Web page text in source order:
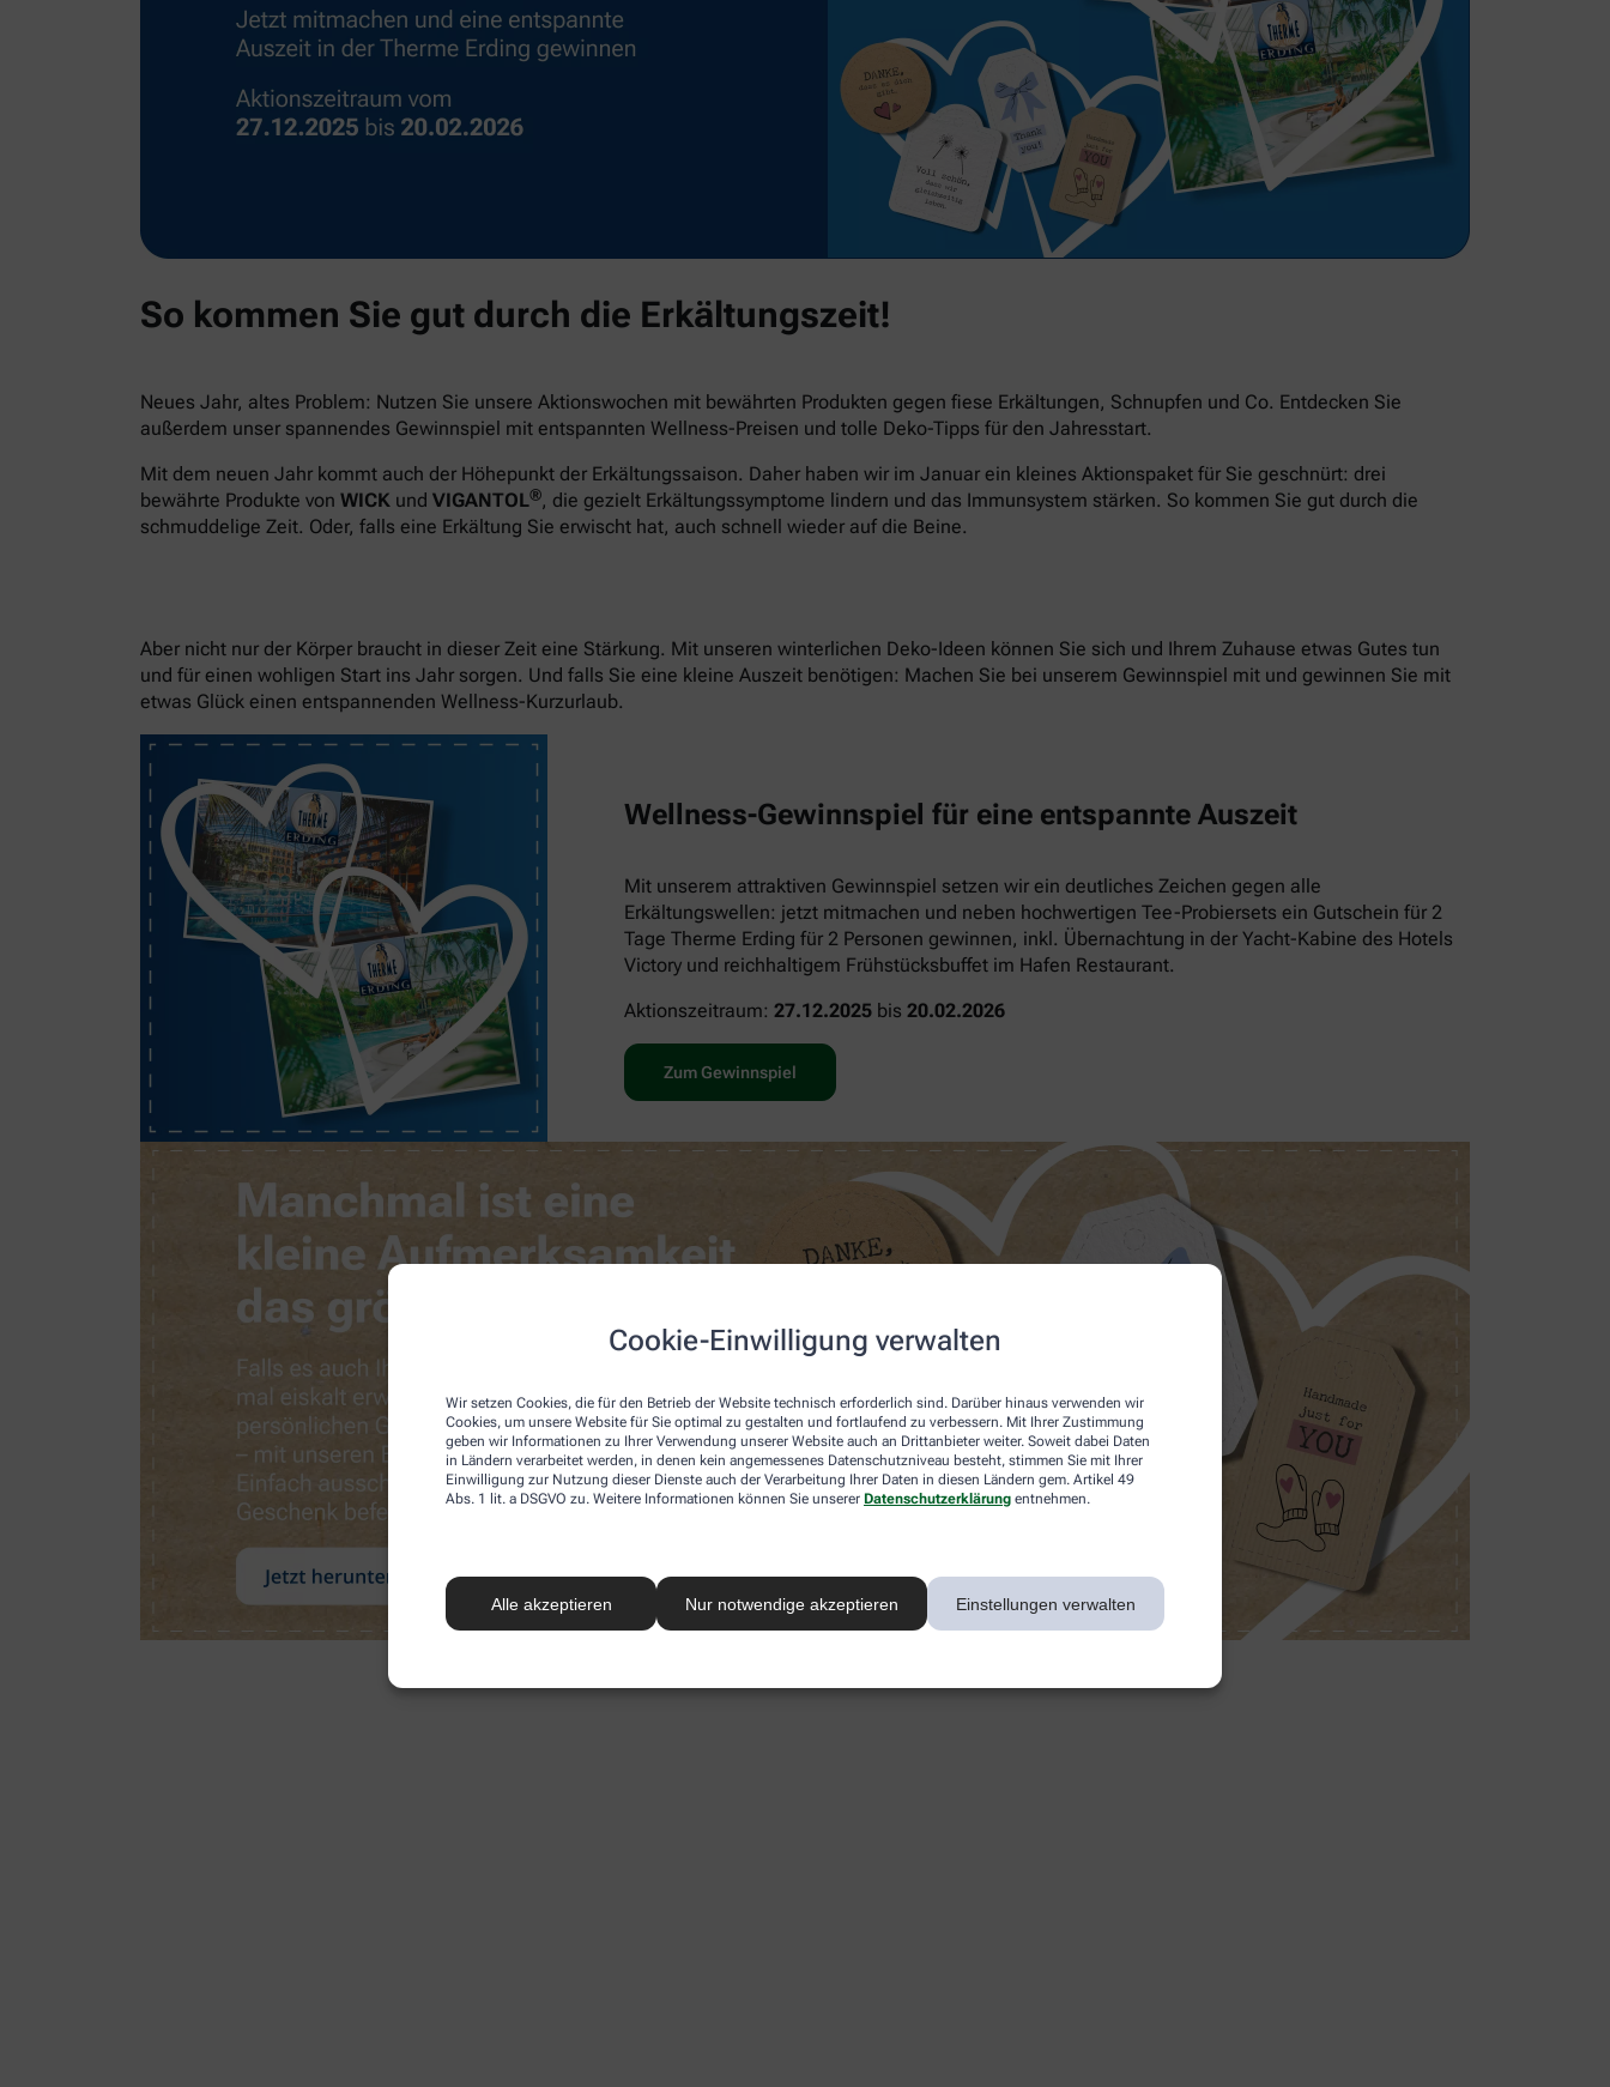
Cookie-Einwilligung verwalten
Wir setzen Cookies, die für den Betrieb der Website technisch erforderlich sind. Darüber hinaus verwenden wir
Cookies, um unsere Website für Sie optimal zu gestalten und fortlaufend zu verbessern. Mit Ihrer Zustimmung
geben wir Informationen zu Ihrer Verwendung unserer Website auch an Drittanbieter weiter. Soweit dabei Daten
in Ländern verarbeitet werden, in denen kein angemessenes Datenschutzniveau besteht, stimmen Sie mit Ihrer
Einwilligung zur Nutzung dieser Dienste auch der Verarbeitung Ihrer Daten in diesen Ländern gem. Artikel 49
Abs. 1 lit. a DSGVO zu. Weitere Informationen können Sie unserer Datenschutzerklärung entnehmen.
Alle akzeptieren Nur notwendige akzeptieren Einstellungen verwalten
So kommen Sie gut durch die Erkältungszeit!
Neues Jahr, altes Problem: Nutzen Sie unsere Aktionswochen mit bewährten Produkten gegen fiese Erkältungen, Schnupfen und Co. Entdecken Sie
außerdem unser spannendes Gewinnspiel mit entspannten Wellness-Preisen und tolle Deko-Tipps für den Jahresstart.
Mit dem neuen Jahr kommt auch der Höhepunkt der Erkältungssaison. Daher haben wir im Januar ein kleines Aktionspaket für Sie geschnürt: drei
bewährte Produkte von WICK und VIGANTOL®, die gezielt Erkältungssymptome lindern und das Immunsystem stärken. So kommen Sie gut durch die
schmuddelige Zeit. Oder, falls eine Erkältung Sie erwischt hat, auch schnell wieder auf die Beine.
Aber nicht nur der Körper braucht in dieser Zeit eine Stärkung. Mit unseren winterlichen Deko-Ideen können Sie sich und Ihrem Zuhause etwas Gutes tun
und für einen wohligen Start ins Jahr sorgen. Und falls Sie eine kleine Auszeit benötigen: Machen Sie bei unserem Gewinnspiel mit und gewinnen Sie mit
etwas Glück einen entspannenden Wellness-Kurzurlaub.
Wellness-Gewinnspiel für eine entspannte Auszeit
Mit unserem attraktiven Gewinnspiel setzen wir ein deutliches Zeichen gegen alle
Erkältungswellen: jetzt mitmachen und neben hochwertigen Tee-Probiersets ein Gutschein für 2
Tage Therme Erding für 2 Personen gewinnen, inkl. Übernachtung in der Yacht-Kabine des Hotels
Victory und reichhaltigem Frühstücksbuffet im Hafen Restaurant.
Aktionszeitraum: 27.12.2025 bis 20.02.2026
Zum Gewinnspiel